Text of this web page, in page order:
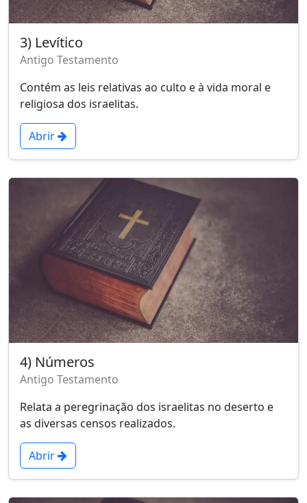
3) Levítico
Antigo Testamento
Contém as leis relativas ao culto e à vida moral e
religiosa dos israelitas.
Abrir
4) Números
Antigo Testamento
Relata a peregrinação dos israelitas no deserto e
as diversas censos realizados.
Abrir